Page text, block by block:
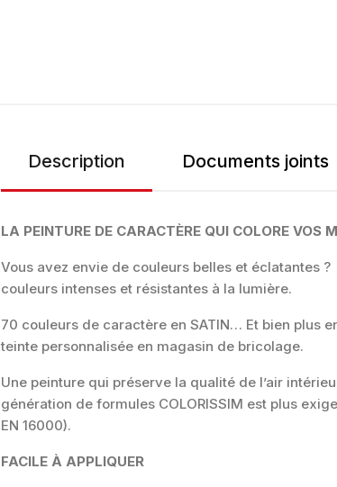
Description Documents joints
LA PEINTURE DE CARACTÈRE QUI COLORE VOS
Vous avez envie de couleurs belles et éclatantes
couleurs intenses et résistantes à la lumière.
70 couleurs de caractère en SATIN… Et bien plus
teinte personnalisée en magasin de bricolage.
Une peinture qui préserve la qualité de l’air
génération de formules COLORISSIM est plus
EN 16000).
FACILE À APPLIQUER